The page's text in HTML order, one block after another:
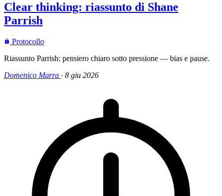
Clear thinking: riassunto di Shane
Parrish
Protocollo
Riassunto Parrish: pensiero chiaro sotto pressione — bias e pause.
Domenico Marra · 8 giu 2026